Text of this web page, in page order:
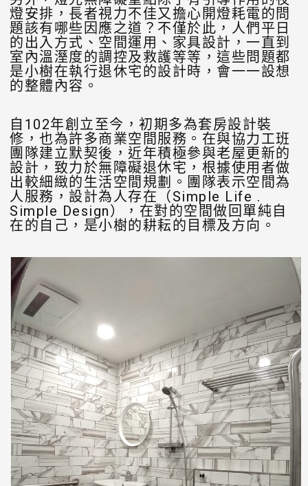
燈安排，長者視力不佳又擔心開燈耗電的問
題該有哪些因應之道？不僅於此，人們平日
的出入方式、空間運用、家具設計，一直到
室內溫溼度的調控及救護等等，這些問題都
是小樹在執行退休宅的設計時，會一一設想
的整體內容。
自102年創立至今，初期多為套房設計裝
修，也為許多商業空間服務。在與協力工班
團隊建立默契後，近年積極參與老屋更新的
設計，致力於無障礙退休宅，根據使用者做
出較細緻的生活空間規劃。團隊表示空間為
人服務，設計為人存在（Simple Life .
Simple Design），在對的空間做回單純自
在的自己，是小樹的耕耘的目標及方向。